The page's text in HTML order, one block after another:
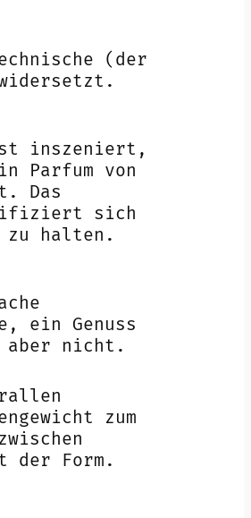
(der
inszeniert,
Parfum von
Das
sich
zu halten.
ein Genuss
aber nicht.
zum
der Form.